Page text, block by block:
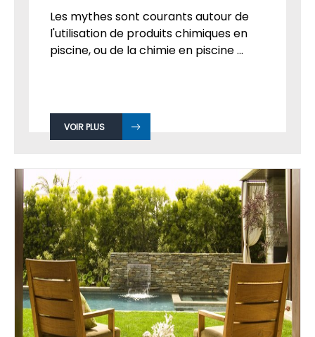
Les mythes sont courants autour de
l'utilisation de produits chimiques en
piscine, ou de la chimie en piscine ...
VOIR PLUS